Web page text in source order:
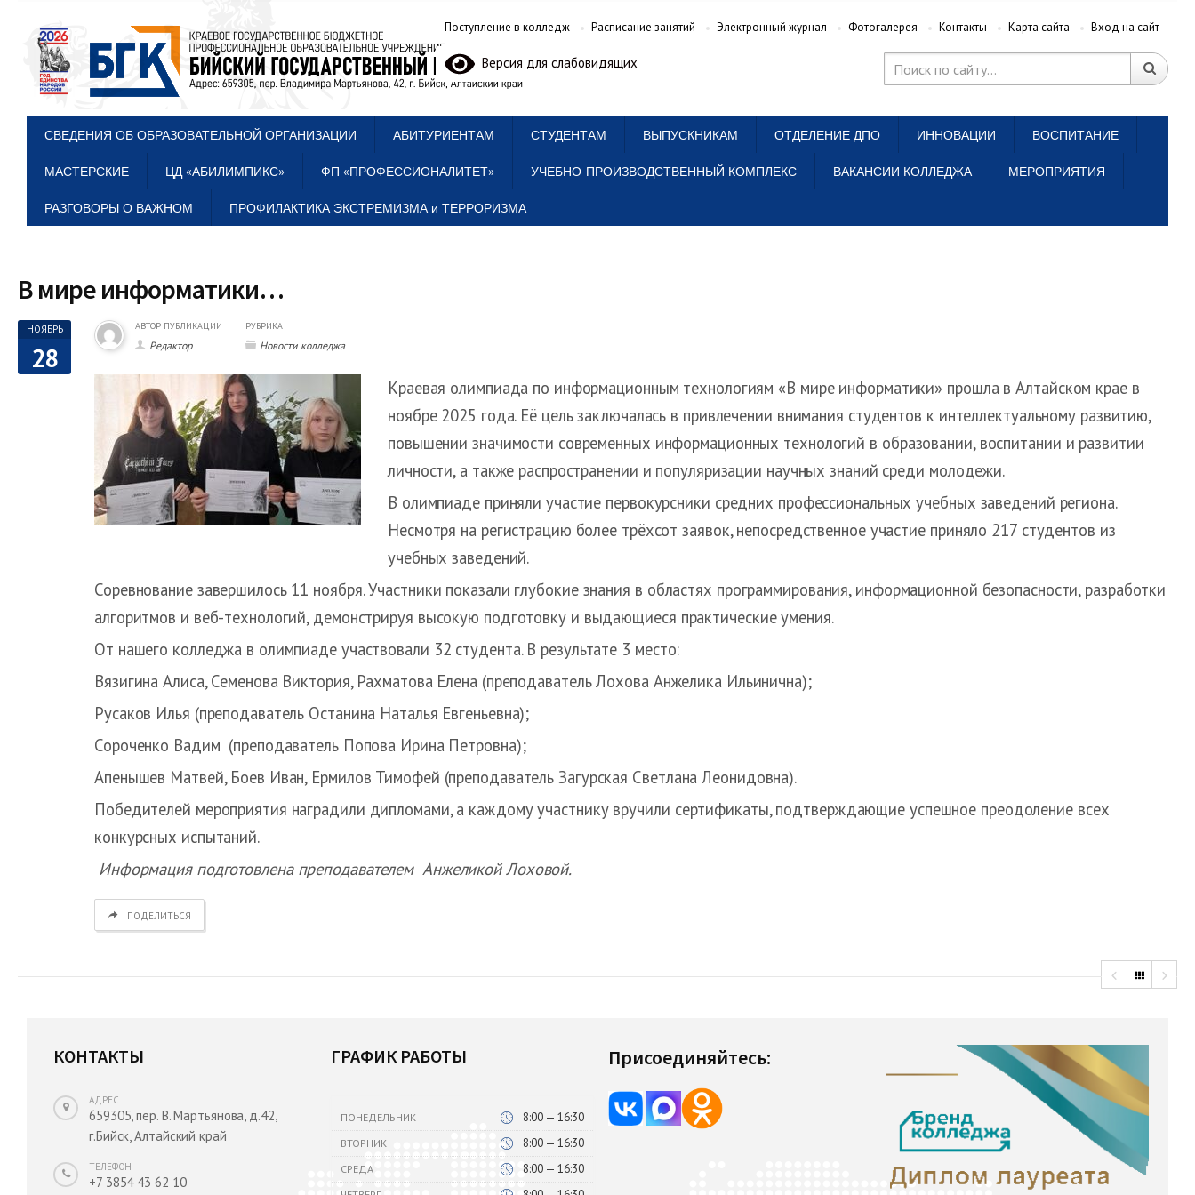
Поступление в колледж Расписание занятий Электронный журнал Фотогалерея Контакты Карта сайта Вход на сайт
Версия для слабовидящих
СВЕДЕНИЯ ОБ ОБРАЗОВАТЕЛЬНОЙ ОРГАНИЗАЦИИ АБИТУРИЕНТАМ СТУДЕНТАМ ВЫПУСКНИКАМ ОТДЕЛЕНИЕ ДПО ИННОВАЦИИ ВОСПИТАНИЕ
МАСТЕРСКИЕ ЦД «АБИЛИМПИКС» ФП «ПРОФЕССИОНАЛИТЕТ» УЧЕБНО-ПРОИЗВОДСТВЕННЫЙ КОМПЛЕКС ВАКАНСИИ КОЛЛЕДЖА МЕРОПРИЯТИЯ
РАЗГОВОРЫ О ВАЖНОМ ПРОФИЛАКТИКА ЭКСТРЕМИЗМА и ТЕРРОРИЗМА
В мире информатики…
НОЯБРЬ
28
АВТОР ПУБЛИКАЦИИ
Редактор
РУБРИКА
Новости колледжа
Краевая олимпиада по информационным технологиям «В мире информатики» прошла в Алтайском крае в
ноябре 2025 года. Её цель заключалась в привлечении внимания студентов к интеллектуальному развитию,
повышении значимости современных информационных технологий в образовании, воспитании и развитии
личности, а также распространении и популяризации научных знаний среди молодежи.
В олимпиаде приняли участие первокурсники средних профессиональных учебных заведений региона.
Несмотря на регистрацию более трёхсот заявок, непосредственное участие приняло 217 студентов из
учебных заведений.
Соревнование завершилось 11 ноября. Участники показали глубокие знания в областях программирования, информационной безопасности, разработки
алгоритмов и веб-технологий, демонстрируя высокую подготовку и выдающиеся практические умения.
От нашего колледжа в олимпиаде участвовали 32 студента. В результате 3 место:
Вязигина Алиса, Семенова Виктория, Рахматова Елена (преподаватель Лохова Анжелика Ильинична);
Русаков Илья (преподаватель Останина Наталья Евгеньевна);
Сороченко Вадим (преподаватель Попова Ирина Петровна);
Апенышев Матвей, Боев Иван, Ермилов Тимофей (преподаватель Загурская Светлана Леонидовна).
Победителей мероприятия наградили дипломами, а каждому участнику вручили сертификаты, подтверждающие успешное преодоление всех
конкурсных испытаний.
Информация подготовлена преподавателем Анжеликой Лоховой.
ПОДЕЛИТЬСЯ
КОНТАКТЫ
АДРЕС
659305, пер. В. Мартьянова, д.42,
г.Бийск, Алтайский край
ТЕЛЕФОН
+7 3854 43 62 10
ГРАФИК РАБОТЫ
ПОНЕДЕЛЬНИК 8:00 — 16:30
ВТОРНИК 8:00 — 16:30
СРЕДА 8:00 — 16:30
Присоединяйтесь: